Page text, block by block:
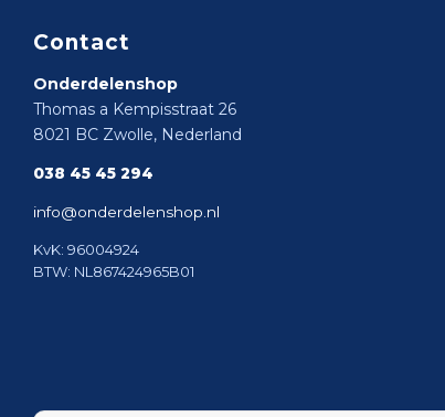
Contact
Onderdelenshop
Thomas a Kempisstraat 26
8021 BC Zwolle, Nederland
038 45 45 294
info@onderdelenshop.nl
KvK: 96004924
BTW: NL867424965B01